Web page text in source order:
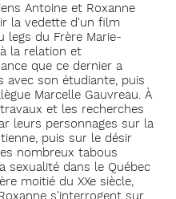
Antoine et Roxanne
la vedette d'un film
legs du Frère Marie-
la relation et
que ce dernier a
avec son étudiante, puis
Marcelle Gauvreau. À
et les recherches
leurs personnages sur la
puis sur le désir
nombreux tabous
sexualité dans le Québec
moitié du XXe siècle,
s'interrogent sur